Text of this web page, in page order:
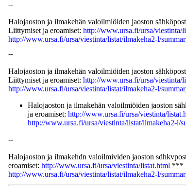
--
Halojaoston ja ilmakehän valoilmiöiden jaoston
Liittymiset ja eroamiset: http://www.ursa.fi/ursa/viestinta/
http://www.ursa.fi/ursa/viestinta/listat/ilmakeha2-l/
--
Halojaoston ja ilmakehän valoilmiöiden jaoston
Liittymiset ja eroamiset: http://www.ursa.fi/ursa/viestinta/
http://www.ursa.fi/ursa/viestinta/listat/ilmakeha2-l/
Halojaoston ja ilmakehän valoilmiöiden jaoston
ja eroamiset: http://www.ursa.fi/ursa/viestinta/
http://www.ursa.fi/ursa/viestinta/listat/ilmakeha2-l/
--
Halojaoston ja ilmakehdn valoilmividen jaoston
eroamiset: http://www.ursa.fi/ursa/viestinta/listat.html ***
http://www.ursa.fi/ursa/viestinta/listat/ilmakeha2-l/